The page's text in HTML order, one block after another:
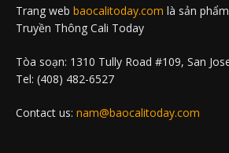
Trang web baocalitoday.com là sản
Truyền Thông Cali Today
Tòa soạn: 1310 Tully Road #109, San
Tel: (408) 482-6527
Contact us: nam@baocalitoday.com